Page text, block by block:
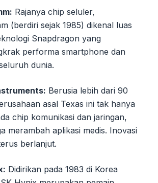
Rajanya chip seluler,
(berdiri sejak 1985) dikenal luas
Snapdragon yang
performa smartphone dan
dunia.
Berusia lebih dari 90
asal Texas ini tak hanya
chip komunikasi dan jaringan,
merambah aplikasi medis. Inovasi
berlanjut.
Didirikan pada 1983 di Korea